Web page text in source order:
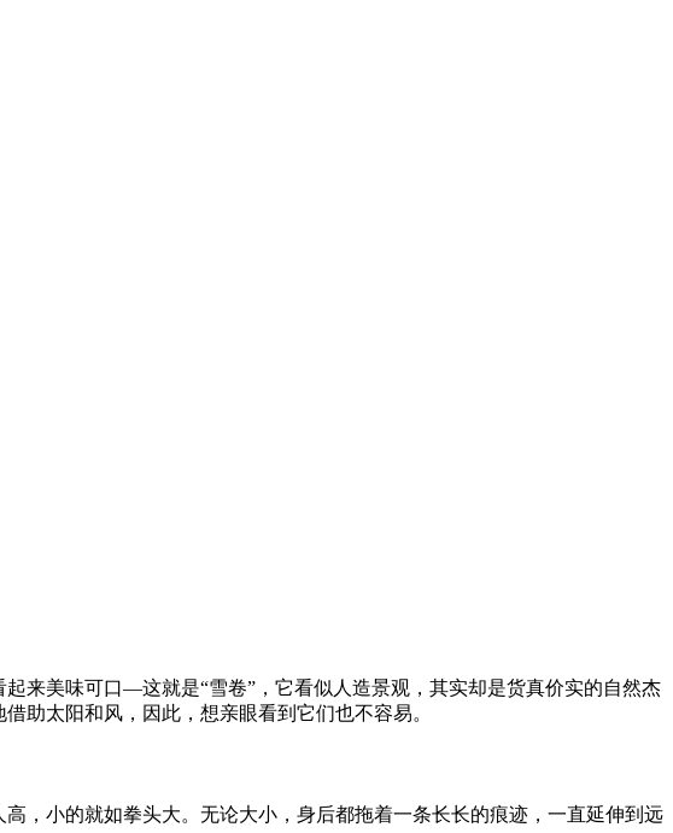
来美味可口—这就是“雪卷”，它看似人造景观，其实却是货真价实的自然杰
助太阳和风，因此，想亲眼看到它们也不容易。
，小的就如拳头大。无论大小，身后都拖着一条长长的痕迹，一直延伸到远